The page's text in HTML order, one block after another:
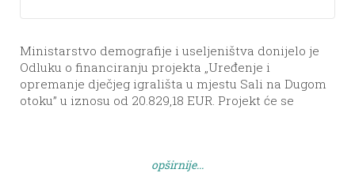
Ministarstvo demografije i useljeništva donijelo je
Odluku o financiranju projekta „Uređenje i
opremanje dječjeg igrališta u mjestu Sali na Dugom
otoku” u iznosu od 20.829,18 EUR. Projekt će se
useljeništva – javni pozivopširnije...